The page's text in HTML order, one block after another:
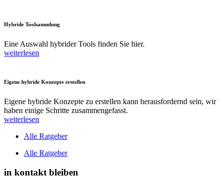
Hybride Toolsammlung
Eine Auswahl hybrider Tools finden Sie hier.
weiterlesen
Eigene hybride Konzepte erstellen
Eigene hybride Konzepte zu erstellen kann herausfordernd sein, wir
haben einige Schritte zusammengefasst.
weiterlesen
Alle Ratgeber
Alle Ratgeber
in kontakt bleiben